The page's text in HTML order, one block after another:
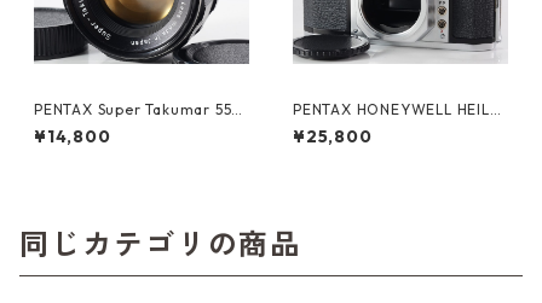
PENTAX Super Takumar 55m
m F1.8 M42 ペンタックス (61
484)
¥14,800
PENTAX HONEYWELL HEILA
ND H2 ペンタックス (61376)
¥25,800
同じカテゴリの商品